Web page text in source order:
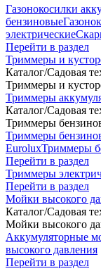
Газонокосилки
бензиновые
электрические
Перейти в раздел
Триммеры и
Каталог/Садовая
Триммеры и
Триммеры
Каталог/Садовая
Триммеры
Триммеры
EuroluxТриммеры
Перейти в раздел
Триммеры
Перейти в раздел
Мойки высокого
Каталог/Садовая
Мойки высокого
Аккумуляторные
высокого давления
Перейти в раздел